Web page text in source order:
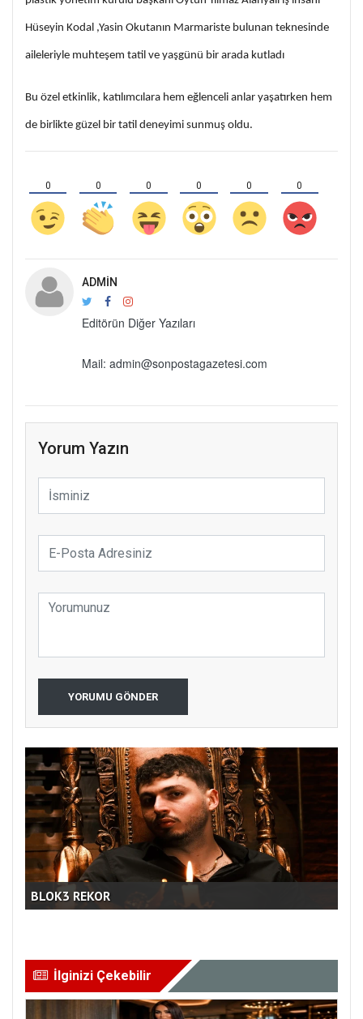
Hüseyin Kodal ,Yasin Okutanın Marmariste bulunan teknesinde
aileleriyle muhteşem tatil ve yaşgünü bir arada kutladı
Bu özel etkinlik, katılımcılara hem eğlenceli anlar yaşatırken hem
de birlikte güzel bir tatil deneyimi sunmuş oldu.
0 0 0 0 0 0
ADMIN
Editörün Diğer Yazıları
Mail: admin@sonpostagazetesi.com
Yorum Yazın
YORUMU GÖNDER
BLOK3 REKOR
İlginizi Çekebilir